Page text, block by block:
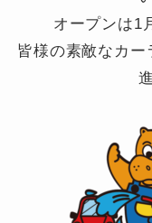
オープンは1
皆様の素敵なカ